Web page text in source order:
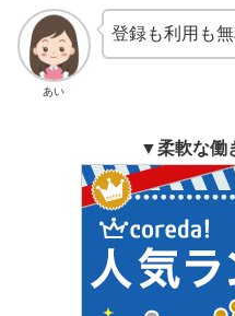
あい
登録も利用も
▼柔軟な働